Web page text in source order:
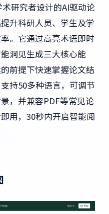
研究者设计的AI驱动论
升科研人员、学生及学
。它通过高亮术语即时
洞见生成三大核心能
前提下快速掌握论文结
持50多种语言，可调节
，并兼容PDF等常见论
用，30秒内开启智能阅